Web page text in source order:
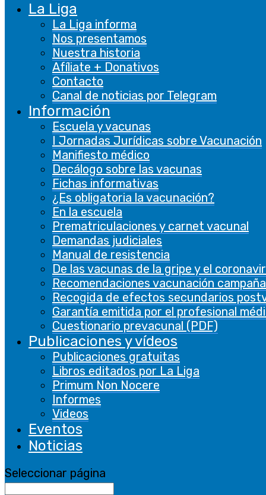
La Liga
La Liga informa
Nos presentamos
Nuestra historia
Afíliate + Donativos
Contacto
Canal de noticias por Telegram
Información
Escuela y vacunas
I Jornadas Jurídicas sobre Vacunación
Manifiesto médico
Decálogo sobre las vacunas
Fichas informativas
¿Es obligatoria la vacunación?
En la escuela
Prematriculaciones y carnet vacunal
Demandas judiciales
Manual de resistencia
De las vacunas de la gripe y el
Recomendaciones vacunación
Recogida de efectos secundarios
Garantía emitida por el profesional
Cuestionario prevacunal (PDF)
Publicaciones y vídeos
Publicaciones gratuitas
Libros editados por La Liga
Primum Non Nocere
Informes
Videos
Eventos
Noticias
Seleccionar página
Vacunación Libre 17